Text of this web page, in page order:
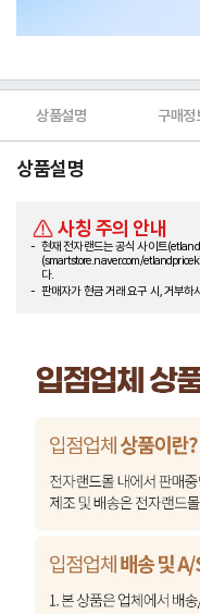
상품설명 구매정
상품설명
사칭 주의 안내
현재 전자랜드는 공식 사이트
(smartstore.naver.com/
다.
판매자가 현금 거래 요구 시, 거부하